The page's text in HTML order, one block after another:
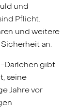
und
Pflicht.
und weitere
an.
Darlehen gibt
seine
Jahre vor